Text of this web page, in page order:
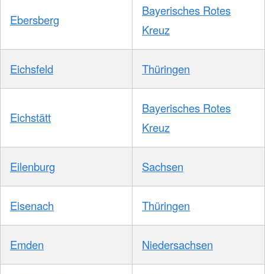
Ebersberg
Bayerisches Rotes
Kreuz
Eichsfeld Thüringen
Eichstätt
Bayerisches Rotes
Kreuz
Eilenburg Sachsen
Eisenach Thüringen
Emden Niedersachsen